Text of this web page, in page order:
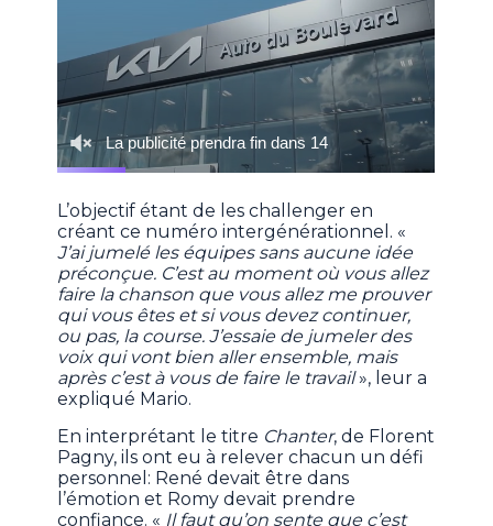
L’objectif étant de les challenger en
créant ce numéro intergénérationnel. «
J’ai jumelé les équipes sans aucune idée
préconçue. C’est au moment où vous allez
faire la chanson que vous allez me prouver
qui vous êtes et si vous devez continuer,
ou pas, la course. J’essaie de jumeler des
voix qui vont bien aller ensemble, mais
après c’est à vous de faire le travail», leur a
expliqué Mario.
En interprétant le titre Chanter, de Florent
Pagny, ils ont eu à relever chacun un défi
personnel: René devait être dans
l’émotion et Romy devait prendre
confiance. « Il faut qu’on sente que c’est